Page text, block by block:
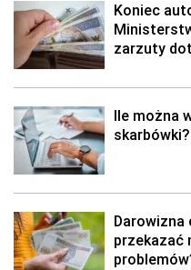
Koniec
zarzuty
Ile można
przekazać